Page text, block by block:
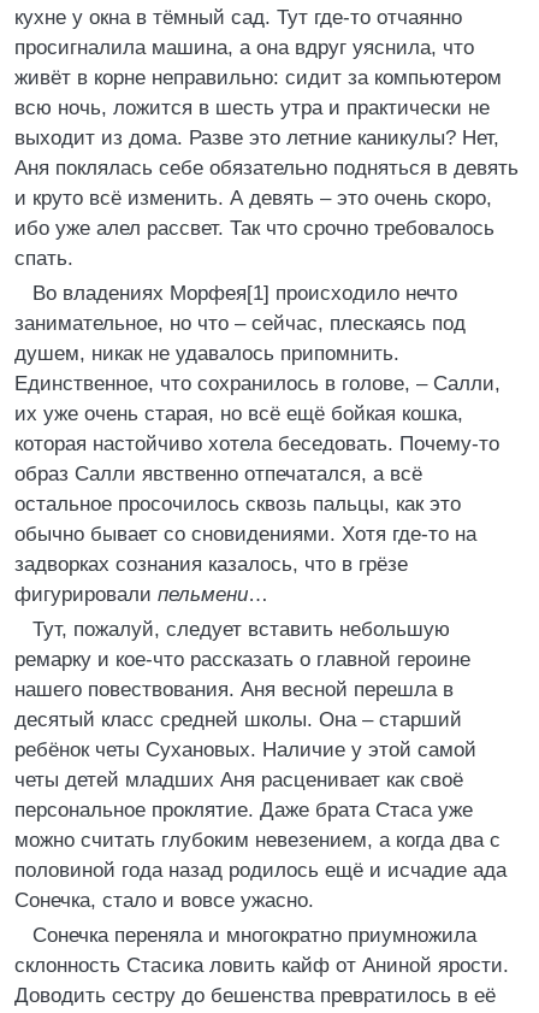
кухне у окна в тёмный сад. Тут где-то отчаянно
просигналила машина, а она вдруг уяснила, что
живёт в корне неправильно: сидит за компьютером
всю ночь, ложится в шесть утра и практически не
выходит из дома. Разве это летние каникулы? Нет,
Аня поклялась себе обязательно подняться в девять
и круто всё изменить. А девять – это очень скоро,
ибо уже алел рассвет. Так что срочно требовалось
спать.
Во владениях Морфея[1] происходило нечто
занимательное, но что – сейчас, плескаясь под
душем, никак не удавалось припомнить.
Единственное, что сохранилось в голове, – Салли,
их уже очень старая, но всё ещё бойкая кошка,
которая настойчиво хотела беседовать. Почему-то
образ Салли явственно отпечатался, а всё
остальное просочилось сквозь пальцы, как это
обычно бывает со сновидениями. Хотя где-то на
задворках сознания казалось, что в грёзе
фигурировали пельмени…
Тут, пожалуй, следует вставить небольшую
ремарку и кое-что рассказать о главной героине
нашего повествования. Аня весной перешла в
десятый класс средней школы. Она – старший
ребёнок четы Сухановых. Наличие у этой самой
четы детей младших Аня расценивает как своё
персональное проклятие. Даже брата Стаса уже
можно считать глубоким невезением, а когда два с
половиной года назад родилось ещё и исчадие ада
Сонечка, стало и вовсе ужасно.
Сонечка переняла и многократно приумножила
склонность Стасика ловить кайф от Аниной ярости.
Доводить сестру до бешенства превратилось в её